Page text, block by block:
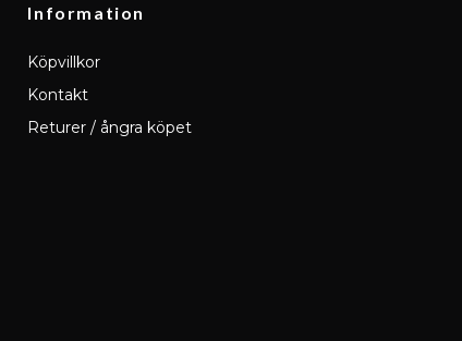
Information
Köpvillkor
Kontakt
Returer / ångra köpet